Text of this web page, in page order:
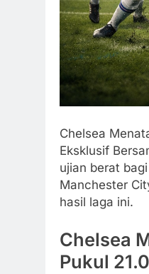
Chelsea
Eksklusif
ujian berat
Manchester
hasil laga ini.
Chelsea
Pukul